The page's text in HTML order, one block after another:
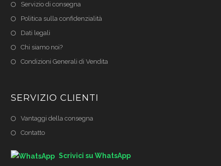
Servizio di consegna
Politica sulla confidenzialità
Dati legali
Chi siamo noi?
Condizioni Generali di Vendita
SERVIZIO CLIENTI
Vantaggi della consegna
Contatto
Scrivici su WhatsApp